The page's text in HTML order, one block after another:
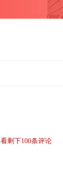
剩下100条评论